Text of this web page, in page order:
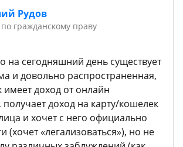
Рудов
гражданскому праву
на сегодняшний день существует
и довольно распространенная,
имеет доход от онлайн
получает доход на карту/кошелек
и хочет с него официально
(хочет «легализоваться»), но не